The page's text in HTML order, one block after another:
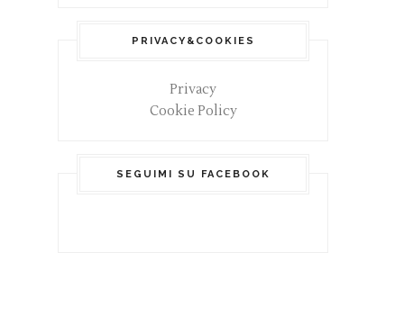
PRIVACY&COOKIES
Privacy
Cookie Policy
SEGUIMI SU FACEBOOK